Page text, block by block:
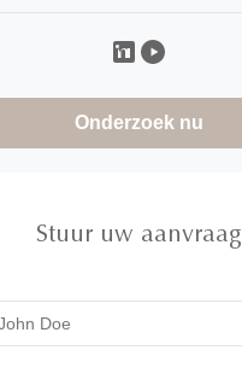
Onderzoek nu
Stuur uw aanvraag